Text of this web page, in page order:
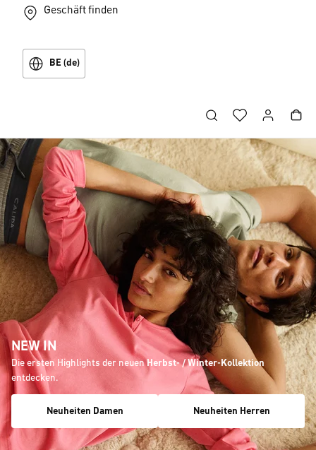
Geschäft finden
BE (de)
NEW IN
Die ersten Highlights der neuenHerbst- / Winter-Kollektion
entdecken.
Neuheiten Damen Neuheiten Herren